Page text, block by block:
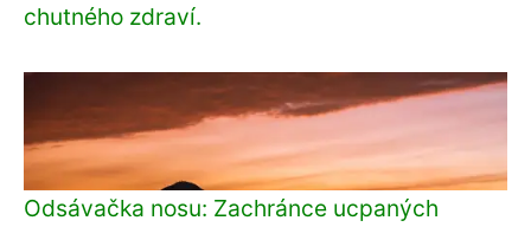
chutného zdraví.
Odsávačka nosu: Zachránce ucpaných